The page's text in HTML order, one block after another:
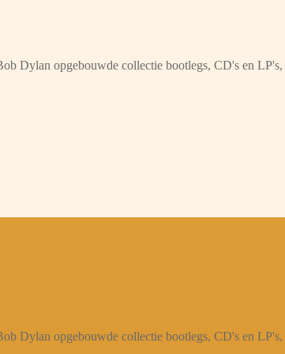
Dylan opgebouwde collectie bootlegs, CD's en LP's,
Dylan opgebouwde collectie bootlegs, CD's en LP's,